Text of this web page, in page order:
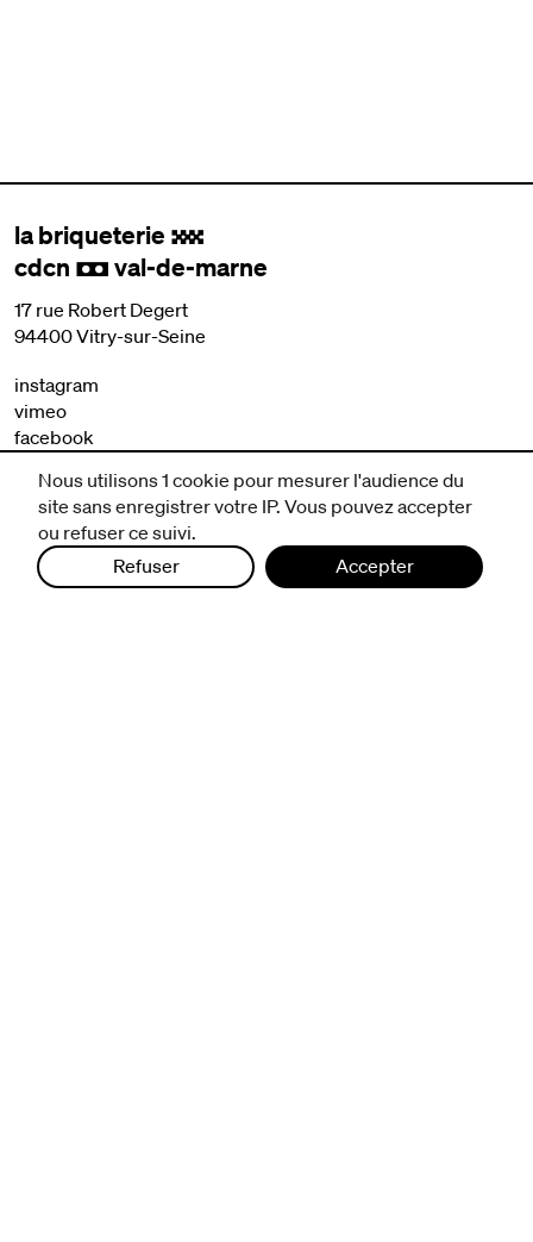
la briqueterie .
cdcn , val-de-marne
17 rue Robert Degert
94400 Vitry-sur-Seine
instagram
vimeo
facebook
nous contacter
mentions légales et CGV
politique de protection des données
Nous utilisons 1 cookie pour mesurer l'audience du
site sans enregistrer votre IP. Vous pouvez accepter
ou refuser ce suivi.
Refuser
Accepter